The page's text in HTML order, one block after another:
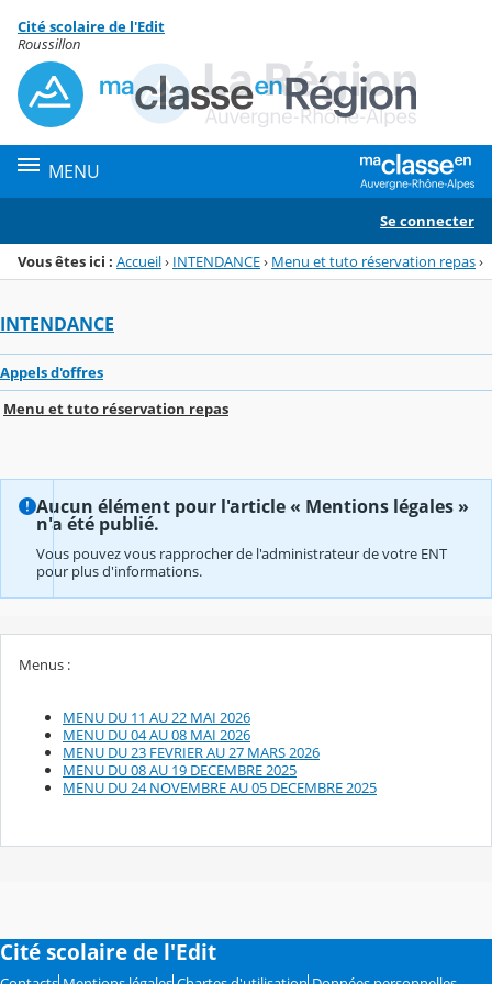
Menu de la rubrique
Contenu
Cité scolaire de l'Edit
Roussillon
MENU
Se connecter
Vous êtes ici : Accueil› INTENDANCE› Menu et tuto réservation repas›
INTENDANCE
Appels d'offres
Menu et tuto réservation repas
Aucun élément pour l'article « Mentions légales »
n'a été publié.
Vous pouvez vous rapprocher de l'administrateur de votre ENT
pour plus d'informations.
Menus :
MENU DU 11 AU 22 MAI 2026
MENU DU 04 AU 08 MAI 2026
MENU DU 23 FEVRIER AU 27 MARS 2026
MENU DU 08 AU 19 DECEMBRE 2025
MENU DU 24 NOVEMBRE AU 05 DECEMBRE 2025
Cité scolaire de l'Edit